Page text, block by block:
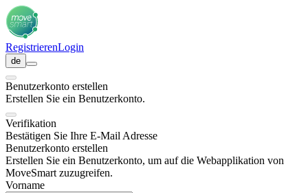
RegistrierenLogin
de
Benutzerkonto erstellen
Erstellen Sie ein Benutzerkonto.
Verifikation
Bestätigen Sie Ihre E-Mail Adresse
Benutzerkonto erstellen
Erstellen Sie ein Benutzerkonto, um auf die Webapplikation von
MoveSmart zuzugreifen.
Vorname